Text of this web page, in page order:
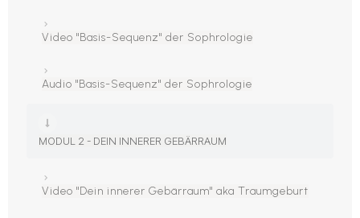
Video "Basis-Sequenz" der Sophrologie
Audio "Basis-Sequenz" der Sophrologie
MODUL 2 - DEIN INNERER GEBÄRRAUM
Video "Dein innerer Gebärraum" aka Traumgeburt